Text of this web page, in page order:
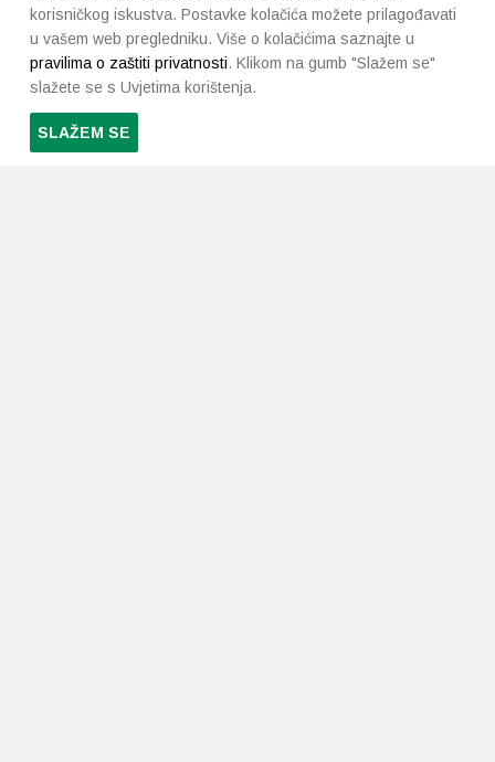
korisničkog iskustva. Postavke kolačića možete prilagođavati
u vašem web pregledniku. Više o kolačićima saznajte u
pravilima o zaštiti privatnosti. Klikom na gumb "Slažem se"
slažete se s Uvjetima korištenja.
SLAŽEM SE